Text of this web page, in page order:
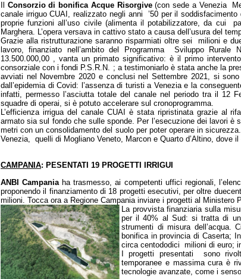
Consorzio di bonifica Acque Risorgive(con sede a Venezia
canale irriguo CUAI, realizzato negli anni ’50 per il
proprie funzioni all’uso civile (alimenta il potabilizzatore, da cui
Marghera. L’opera versava in cattivo stato a causa dell’usura del
Grazie alla ristrutturazione saranno risparmiati oltre sei milioni e
lavoro, finanziato nell’ambito del Programma Sviluppo Rurale
13.500.000,00 , vanta un primato significativo: è il primo
consorziale con i fondi P.S.R.N. ; a testimoniarlo è stata anche la
avviati nel Novembre 2020 e conclusi nel Settembre 2021, si
dall’epidemia di Covid: l’assenza di turisti a Venezia e la
infatti, permesso l’asciutta totale del canale nel periodo tra il 12
squadre di operai, si è potuto accelerare sul cronoprogramma.
L’efficienza irrigua del canale CUAI è stata ripristinata grazie al
armato sia sul fondo che sulle sponde. Per l’esecuzione dei lavori
metri con un consolidamento del suolo per poter operare in
Venezia, quelli di Mogliano Veneto, Marcon e Quarto d’Altino, dove
CAMPANIA: PESENTATI 19 PROGETTI IRRIGUI
ANBI Campaniaha trasmesso, ai competenti uffici regionali,
proponendo il finanziamento di 18 progetti esecutivi, per oltre
milioni. Tocca ora a Regione Campania inviare i progetti al
La provvista finanziaria sulla
per il 40% al Sud: si tratta di
strumenti di misura dell’acqua.
bonifica in provincia di Caserta;
circa centododici milioni di euro;
I progetti presentati sono
temporanee e massima cura è
tecnologie avanzate, come i